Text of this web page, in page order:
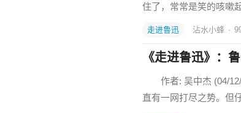
住了，常常是笑的咳嗽
走进鲁迅 沾水小蜂 ·
《走进鲁迅》：
作者: 吴中杰 (04/12/
直有一网打尽之势。但